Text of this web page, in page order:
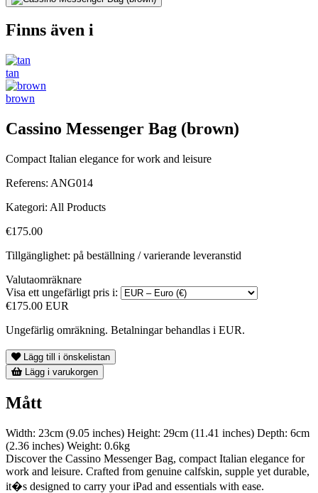
Finns även i
tan
brown
Cassino Messenger Bag (brown)
Compact Italian elegance for work and leisure
Referens: ANG014
Kategori: All Products
€175.00
Tillgänglighet: på beställning / varierande leveranstid
Valutaomräknare
Visa ett ungefärligt pris i:
€175.00 EUR
Ungefärlig omräkning. Betalningar behandlas i EUR.
Lägg till i önskelistan
Lägg i varukorgen
Mått
Width: 23cm (9.05 inches) Height: 29cm (11.41 inches) Depth: 6cm
(2.36 inches) Weight: 0.6kg
Discover the Cassino Messenger Bag, compact Italian elegance for
work and leisure. Crafted from genuine calfskin, supple yet durable,
it�s designed to carry your iPad and essentials with ease.